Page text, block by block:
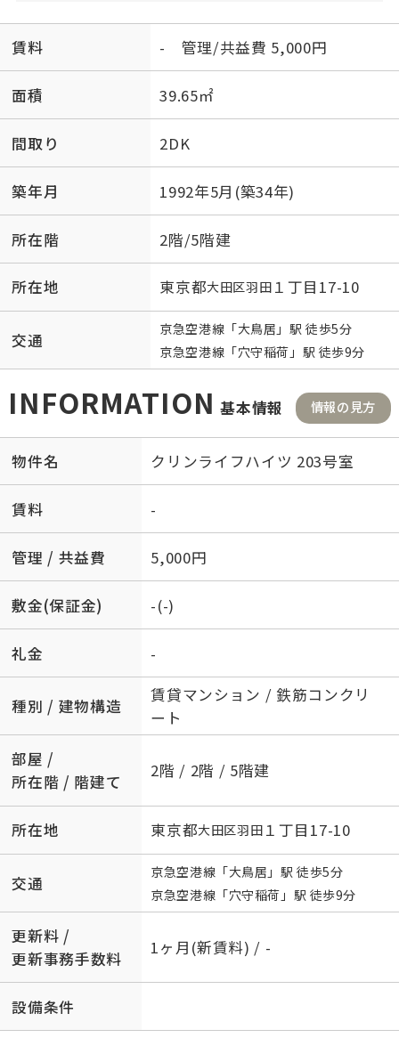
賃料 - 管理/共益費 5,000円
面積 39.65㎡
間取り 2DK
築年月 1992年5月(築34年)
所在階 2階/5階建
所在地 東京都大田区羽田 １丁目17-10
交通
京急空港線 「大鳥居 」駅 徒歩5分
京急空港線 「穴守稲荷 」駅 徒歩9分
INFORMATION 基本情報 情報の見方
物件名 クリンライフハイツ 203号室
賃料 -
管理 / 共益費 5,000円
敷金(保証金) -(-)
礼金 -
種別 / 建物構造
賃貸マンション / 鉄筋コンクリ
ート
部屋 /
所在階 / 階建て
2階 / 2階 / 5階建
所在地 東京都大田区羽田 １丁目17-10
交通
京急空港線 「大鳥居 」駅 徒歩5分
京急空港線 「穴守稲荷 」駅 徒歩9分
更新料 /
更新事務手数料
1ヶ月(新賃料) / -
設備条件